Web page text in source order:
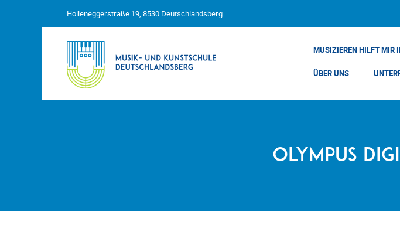
Holleneggerstraße 19, 8530 Deutschlandsberg
MUSIZIEREN HILFT MIR
ÜBER UNS
OLYMPUS